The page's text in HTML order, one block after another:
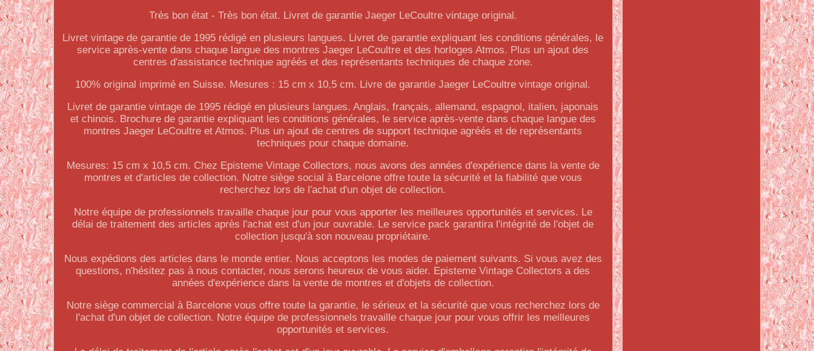
Très bon état - Très bon état. Livret de garantie Jaeger LeCoultre vintage original.
Livret vintage de garantie de 1995 rédigé en plusieurs langues. Livret de garantie expliquant les conditions générales, le
service après-vente dans chaque langue des montres Jaeger LeCoultre et des horloges Atmos. Plus un ajout des
centres d'assistance technique agréés et des représentants techniques de chaque zone.
100% original imprimé en Suisse. Mesures : 15 cm x 10,5 cm. Livre de garantie Jaeger LeCoultre vintage original.
Livret de garantie vintage de 1995 rédigé en plusieurs langues. Anglais, français, allemand, espagnol, italien, japonais
et chinois. Brochure de garantie expliquant les conditions générales, le service après-vente dans chaque langue des
montres Jaeger LeCoultre et Atmos. Plus un ajout de centres de support technique agréés et de représentants
techniques pour chaque domaine.
Mesures: 15 cm x 10,5 cm. Chez Episteme Vintage Collectors, nous avons des années d'expérience dans la vente de
montres et d'articles de collection. Notre siège social à Barcelone offre toute la sécurité et la fiabilité que vous
recherchez lors de l'achat d'un objet de collection.
Notre équipe de professionnels travaille chaque jour pour vous apporter les meilleures opportunités et services. Le
délai de traitement des articles après l'achat est d'un jour ouvrable. Le service pack garantira l'intégrité de l'objet de
collection jusqu'à son nouveau propriétaire.
Nous expédions des articles dans le monde entier. Nous acceptons les modes de paiement suivants. Si vous avez des
questions, n'hésitez pas à nous contacter, nous serons heureux de vous aider. Episteme Vintage Collectors a des
années d'expérience dans la vente de montres et d'objets de collection.
Notre siège commercial à Barcelone vous offre toute la garantie, le sérieux et la sécurité que vous recherchez lors de
l'achat d'un objet de collection. Notre équipe de professionnels travaille chaque jour pour vous offrir les meilleures
opportunités et services.